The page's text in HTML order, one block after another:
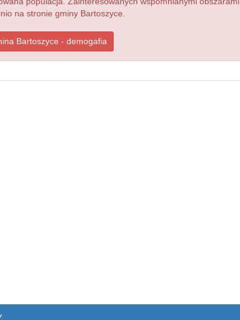
na stronie gminy Bartoszyce.
Bartoszyce - demogafia